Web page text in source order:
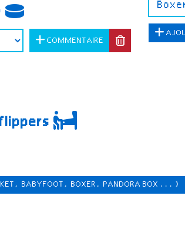
COMMENTAIRE
BABYFOOT, BOXER, PANDORA BOX ...)